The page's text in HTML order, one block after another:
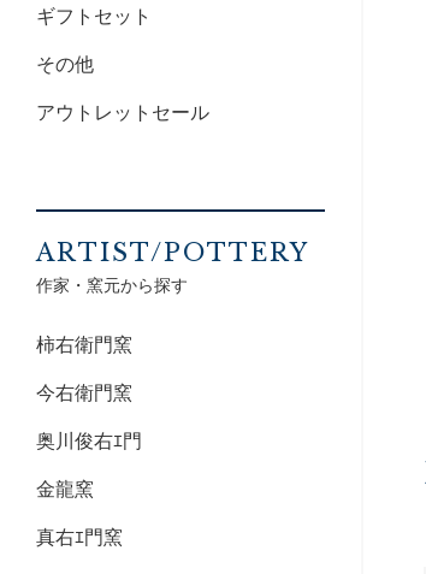
ギフトセット
その他
アウトレットセール
ARTIST/POTTERY
作家・窯元から探す
柿右衛門窯
今右衛門窯
奥川俊右ｴ門
金龍窯
真右ｴ門窯